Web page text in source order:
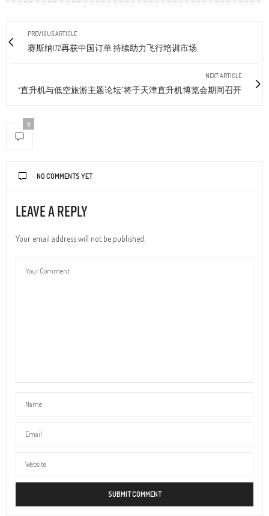
PREVIOUS ARTICLE
赛斯纳172再获中国订单 持续助力飞行培训市场
NEXT ARTICLE
“直升机与低空旅游主题论坛”将于天津直升机博览会期间召开
0
NO COMMENTS YET
Leave a Reply
Your email address will not be published.